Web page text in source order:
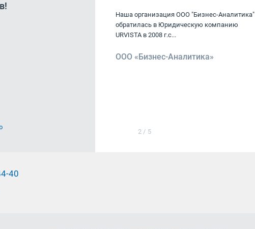
Наша организация ООО "Бизнес-Аналитика"
обратилась в Юридическую компанию
URVISTA в 2008 г.с...
ООО «Бизнес-Аналитика»
2 / 5
40